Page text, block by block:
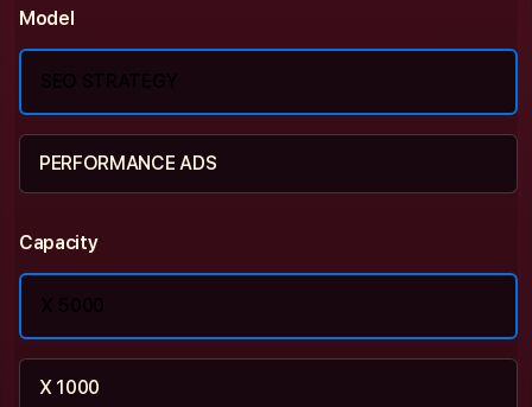
Model
SEO STRATEGY
PERFORMANCE ADS
Capacity
X 5000
X 1000